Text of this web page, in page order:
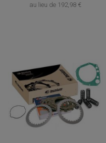
au lieu de 192,98 €